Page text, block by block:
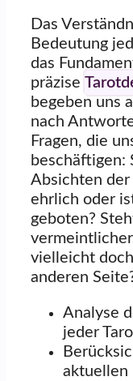
Das
Bedeutung
das
präzise
begeben uns
nach
Fragen, die
beschäftigen:
Absichten der
ehrlich oder
geboten?
vielleicht
anderen
Analyse
jeder
aktuellen